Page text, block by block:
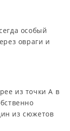
особый
овраги и
из точки А в
из сюжетов